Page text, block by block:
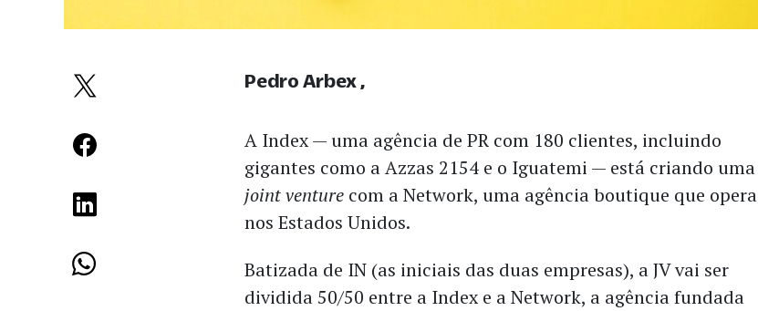
A Index — uma agência de PR com 180 clientes, incluindo
gigantes como a Azzas 2154 e o Iguatemi — está criando uma
joint venture com a Network, uma agência boutique que opera
nos Estados Unidos.
Batizada de IN (as iniciais das duas empresas), a JV vai ser
dividida 50/50 entre a Index e a Network, a agência fundada
Pedro Arbex